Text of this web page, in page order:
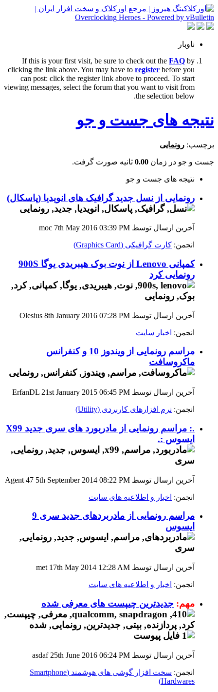
ناوبار
If this is your first visit, be sure to check out the FAQ by
clicking the link above. You may have to register before you
can post: click the register link above to proceed. To start
viewing messages, select the forum that you want to visit from
the selection below.
نتیجه های جست و جو
برچسب: رونمایی
جست و جو در زمان 0.00 ثانیه صورت گرفت.
نتیجه های جست و جو
رونمایی از نسل جدید گرافیک های انویدیا (پاسکال)
آخرین ارسال توسط moc 7th May 2016 03:39 PM
انجمن: کارت گرافیکی (Graphics Card)
کمپانی Lenovo از نوت بوک هیبریدی یوگا 900S
رونمایی کرد
آخرین ارسال توسط Olesius 8th January 2016 07:28 PM
انجمن: اخبار سایت
مراسم رونمایی از ویندوز 10 و کنفرانس
ماکروسافت
آخرین ارسال توسط ErfanDL 21st January 2015 06:45 PM
انجمن: نرم افزارهای کاربردی (Utility)
.: مراسم رونمایی از مادربورد های سری جدید X99
ایسوس :.
آخرین ارسال توسط Agent 47 5th September 2014 08:22 PM
انجمن: اخبار و اطلاعیه های سایت
مراسم رونمایی از مادربردهای جدید سری 9
ایسوس
آخرین ارسال توسط met 17th May 2014 12:28 AM
انجمن: اخبار و اطلاعیه های سایت
مهم: جدیدترین چیپست های معرفی شده
آخرین ارسال توسط asdaf 25th June 2016 06:24 PM
انجمن:
سخت افزار گوشی های هوشمند (Smartphone
Hardwares)